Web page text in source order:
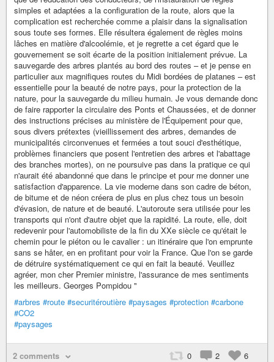
simples et adaptées a la configuration de la route, alors que la
complication est recherchée comme a plaisir dans la signalisation
sous toute ses formes. Elle résultera également de règles moins
lâches en matière d'alcoolémie, et je regrette a cet égard que le
gouvernement se soit écarte de la position initialement prévue. La
sauvegarde des arbres plantés au bord des routes – et je pense en
particulier aux magnifiques routes du Midi bordées de platanes – est
essentielle pour la beauté de notre pays, pour la protection de la
nature, pour la sauvegarde du milieu humain. Je vous demande donc
de faire rapporter la circulaire des Ponts et Chaussées, et de donner
des instructions précises au ministère de l'Équipement pour que,
sous divers prétextes (vieillissement des arbres, demandes de
municipalités circonvenues et fermées a tout souci d'esthétique,
problèmes financiers que posent l'entretien des arbres et l'abattage
des branches mortes), on ne poursuive pas dans la pratique ce qui
n'aurait été abandonné que dans le principe et pour me donner une
satisfaction d'apparence. La vie moderne dans son cadre de béton,
de bitume et de néon créera de plus en plus chez tous un besoin
d'évasion, de nature et de beauté. L'autoroute sera utilisée pour les
transports qui n'ont d'autre objet que la rapidité. La route, elle, doit
redevenir pour l'automobiliste de la fin du XXe siècle ce qu'était le
chemin pour le piéton ou le cavalier : un itinéraire que l'on emprunte
sans se hâter, en en profitant pour voir la France. Que l'on se garde
de détruire systématiquement ce qui en fait la beauté. Veuillez
agréer, mon cher Premier ministre, l'assurance de mes sentiments
les meilleurs. Georges Pompidou "
#arbres #route #securitéroutière #paysages #protection #carbone
#CO2
#paysages
2 comments 0 2 6